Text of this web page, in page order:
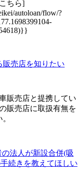
ちら]
autoloan/flow/?
販売店を知りたい
販売店と提携してい
販売店に取扱有無を
法人が新設合併(吸
続きを教えてほしい